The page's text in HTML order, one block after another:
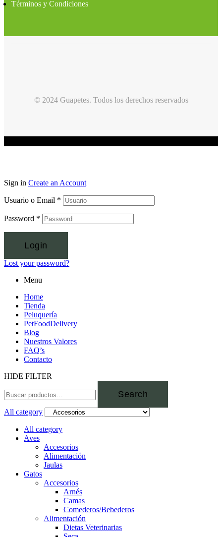
Términos y Condiciones
© 2024 Guapetes. Todos los derechos reservados
Sign in Create an Account
Usuario o Email *
Password *
Login
Lost your password?
Menu
Home
Tienda
Peluquería
PetFoodDelivery
Blog
Nuestros Valores
FAQ’s
Contacto
HIDE FILTER
Search
All category
All category
Aves
Accesorios
Alimentación
Jaulas
Gatos
Accesorios
Arnés
Camas
Comederos/Bebederos
Alimentación
Dietas Veterinarias